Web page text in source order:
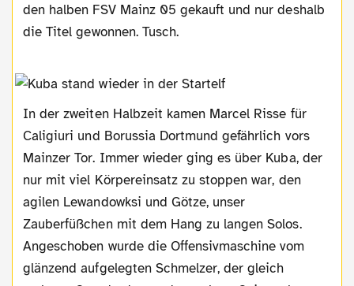
den halben FSV Mainz 05 gekauft und nur deshalb
die Titel gewonnen. Tusch.
In der zweiten Halbzeit kamen Marcel Risse für
Caligiuri und Borussia Dortmund gefährlich vors
Mainzer Tor. Immer wieder ging es über Kuba, der
nur mit viel Körpereinsatz zu stoppen war, den
agilen Lewandowksi und Götze, unser
Zauberfüßchen mit dem Hang zu langen Solos.
Angeschoben wurde die Offensivmaschine vom
glänzend aufgelegten Schmelzer, der gleich